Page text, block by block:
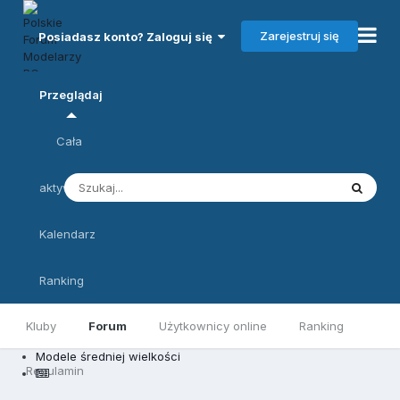
Posiadasz konto? Zaloguj się Zarejestruj się
Przeglądaj
Kluby Forum Użytkownicy online Ranking
Regulamin
Cała
aktywność
Kalendarz
Ranking
Modele średniej wielkości